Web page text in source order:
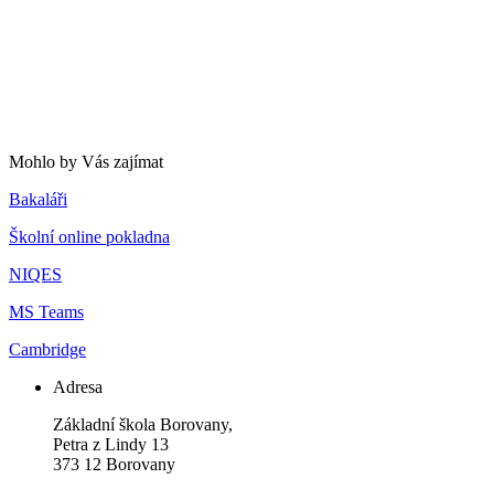
Mohlo by Vás zajímat
Bakaláři
Školní online pokladna
NIQES
MS Teams
Cambridge
Adresa
Základní škola Borovany,
Petra z Lindy 13
373 12 Borovany